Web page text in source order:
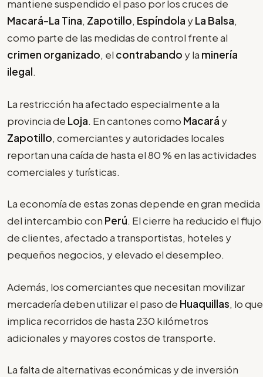
mantiene suspendido el paso por los cruces de
Macará-La Tina, Zapotillo, Espíndola yLa Balsa,
como parte de las medidas de control frente al
crimen organizado, el contrabando y la minería
ilegal.
La restricción ha afectado especialmente a la
provincia de Loja. En cantones como Macará y
Zapotillo, comerciantes y autoridades locales
reportan una caída de hasta el 80 % en las actividades
comerciales y turísticas.
La economía de estas zonas depende en gran medida
del intercambio con Perú. El cierre ha reducido el flujo
de clientes, afectado a transportistas, hoteles y
pequeños negocios, y elevado el desempleo.
Además, los comerciantes que necesitan movilizar
mercadería deben utilizar el paso de Huaquillas, lo que
implica recorridos de hasta 230 kilómetros
adicionales y mayores costos de transporte.
La falta de alternativas económicas y de inversión